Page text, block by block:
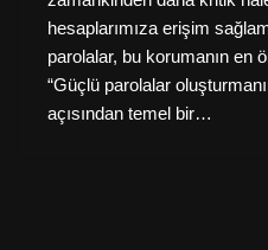
hesaplarımıza erişim
parolalar, bu korumanın en
“Güçlü parolalar
açısından temel bir…